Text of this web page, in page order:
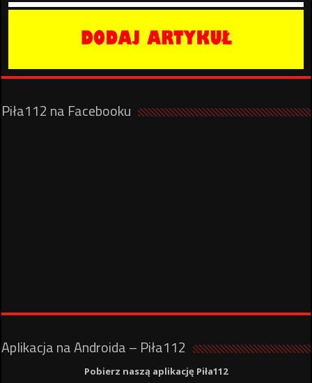
Piła112 na Facebooku
Aplikacja na Androida – Piła112
Pobierz naszą aplikację Piła112